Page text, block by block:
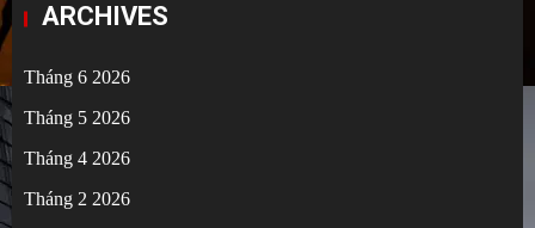
ARCHIVES
Tháng 6 2026
Tháng 5 2026
Tháng 4 2026
Tháng 2 2026